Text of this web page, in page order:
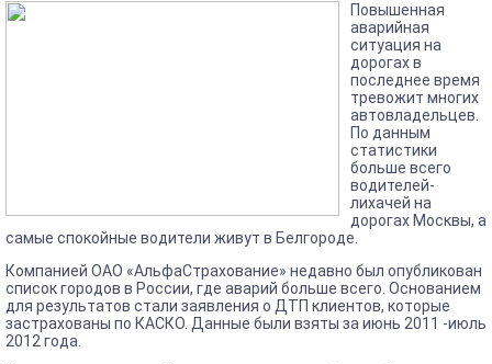
Повышенная
аварийная
ситуация на
дорогах в
последнее время
тревожит многих
автовладельцев.
По данным
статистики
больше всего
водителей-
лихачей на
дорогах Москвы, а
самые спокойные водители живут в Белгороде.
Компанией ОАО «АльфаСтрахование» недавно был опубликован
список городов в России, где аварий больше всего. Основанием
для результатов стали заявления о ДТП клиентов, которые
застрахованы по КАСКО. Данные были взяты за июнь 2011 -июль
2012 года.